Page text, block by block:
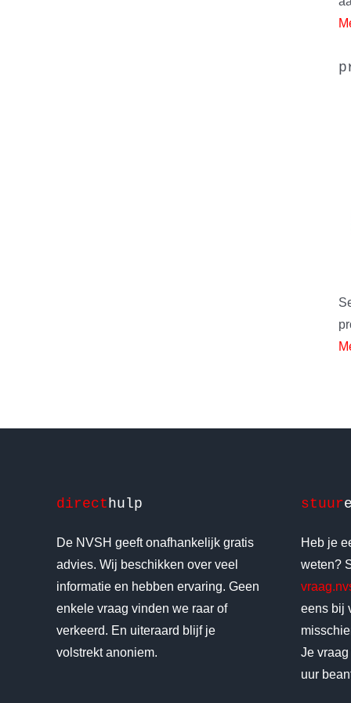
direct hulp
De NVSH geeft onafhankelijk gratis
advies. Wij beschikken over veel
informatie en hebben ervaring. Geen
enkele vraag vinden we raar of
verkeerd. En uiteraard blijf je
volstrekt anoniem.
stuur
Heb je
weten?
eens bij
Je
uur